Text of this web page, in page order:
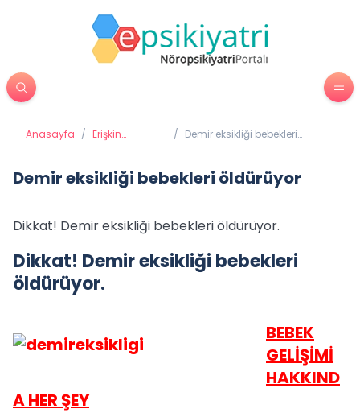
Anasayfa / Erişkin
/ Demir eksikliği bebekleri
Demir eksikliği bebekleri öldürüyor
Dikkat! Demir eksikliği bebekleri öldürüyor.
Dikkat! Demir eksikliği bebekleri
öldürüyor.
BEBEK
GELİŞİMİ
HAKKIND
A HER ŞEY